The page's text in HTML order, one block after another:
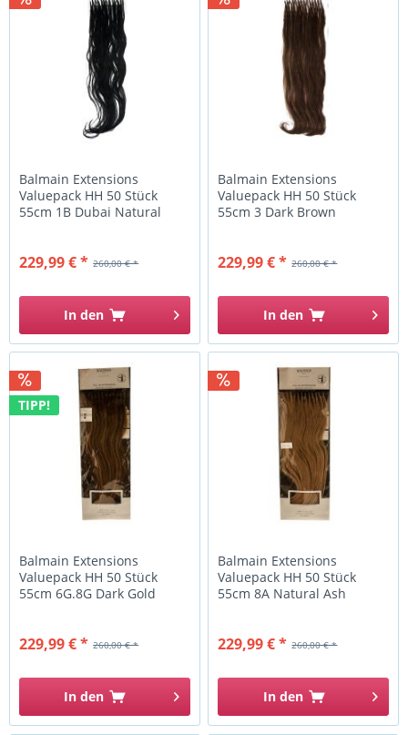
Balmain Extensions
Valuepack HH 50 Stück
55cm 1B Dubai Natural
260,00 € *
229,99 € *
In den
Balmain Extensions
Valuepack HH 50 Stück
55cm 3 Dark Brown
260,00 € *
229,99 € *
In den
TIPP!
Balmain Extensions
Valuepack HH 50 Stück
55cm 6G.8G Dark Gold
260,00 € *
229,99 € *
In den
Balmain Extensions
Valuepack HH 50 Stück
55cm 8A Natural Ash
260,00 € *
229,99 € *
In den